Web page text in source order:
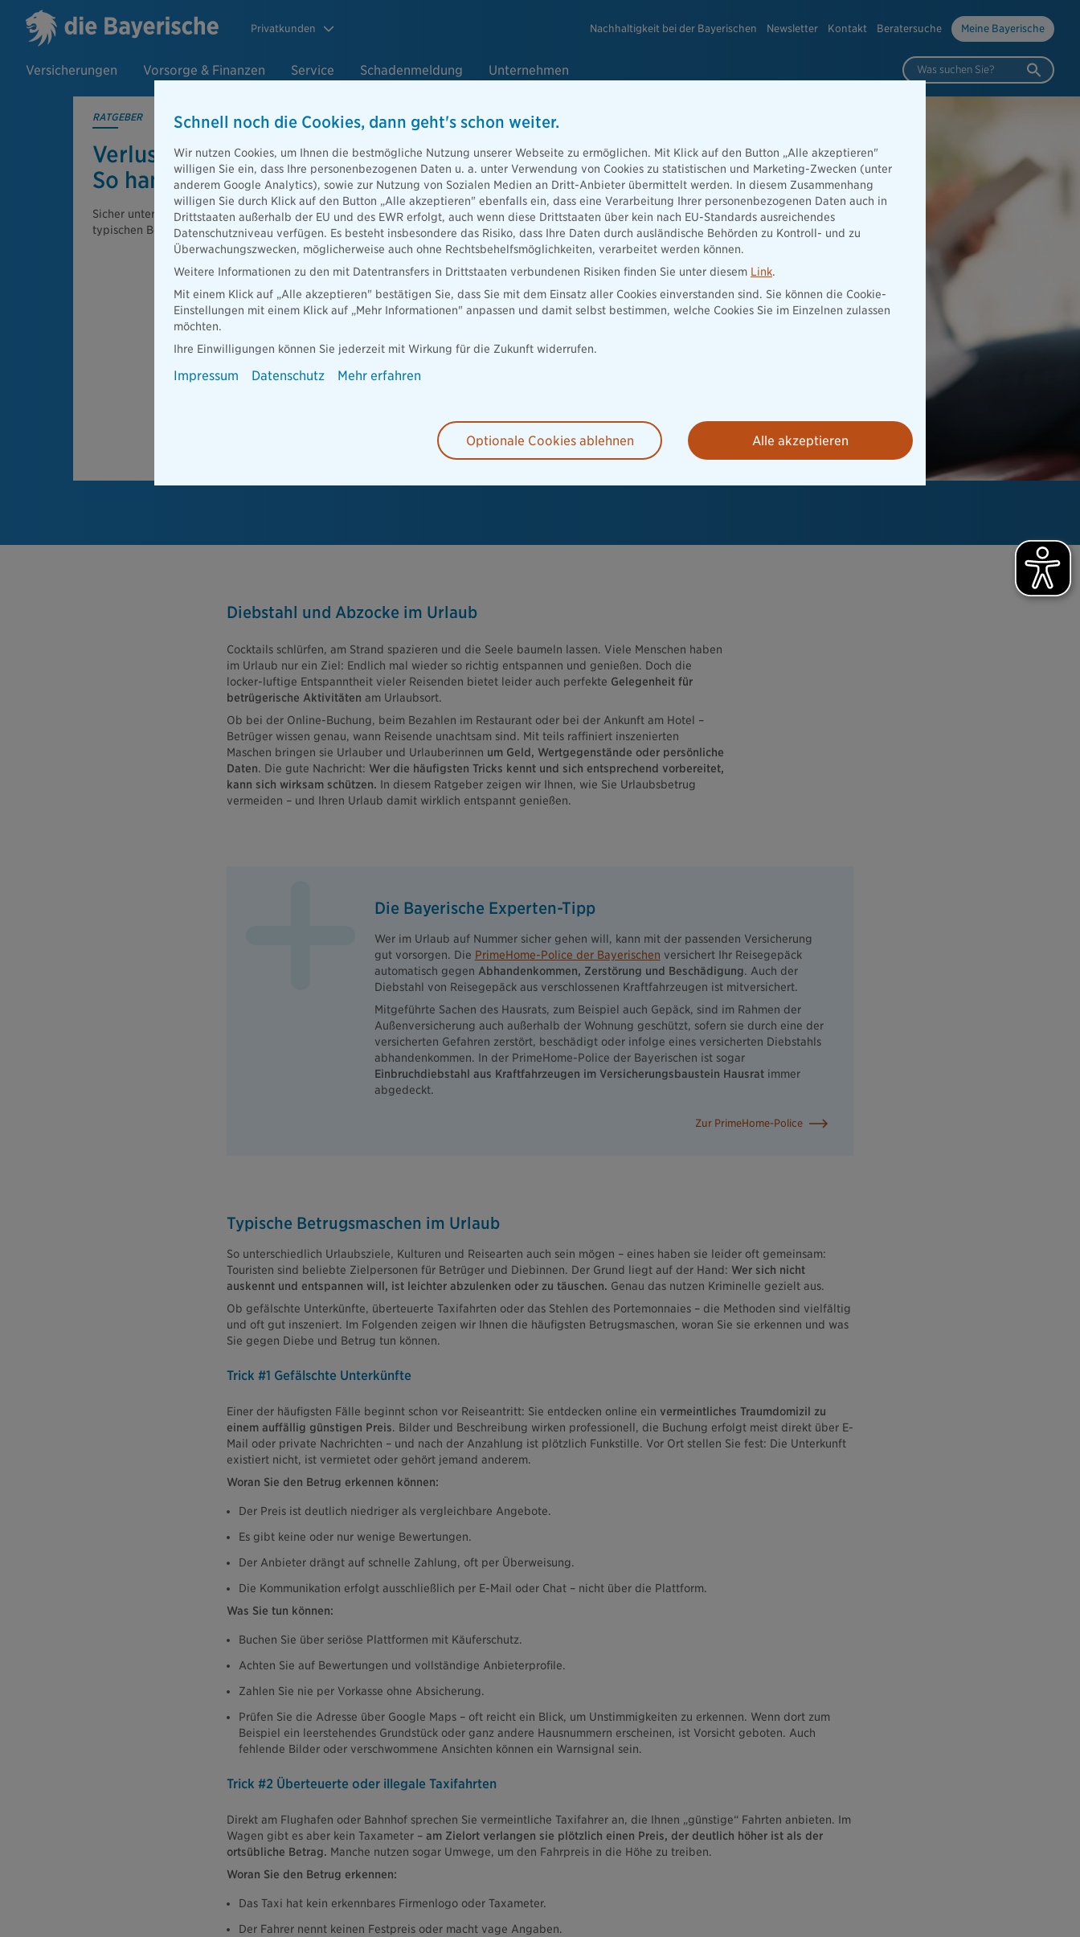
Privatkunden Nachhaltigkeit bei der Bayerischen Newsletter Kontakt Beratersuche Meine Bayerische
Versicherungen Vorsorge & Finanzen Service Schadenmeldung Unternehmen Was suchen Sie?
RATGEBER
Verlust & Diebstahl im Urlaub:
So handeln Sie richtig
Sicher unterwegs im Urlaub: Wir geben Tipps, wie Sie sich vor
typischen Betrugsmaschen und Diebstahl schützen können.
Diebstahl und Abzocke im Urlaub
Cocktails schlürfen, am Strand spazieren und die Seele baumeln lassen. Viele Menschen haben
im Urlaub nur ein Ziel: Endlich mal wieder so richtig entspannen und genießen. Doch die
locker-luftige Entspanntheit vieler Reisenden bietet leider auch perfekte Gelegenheit für
betrügerische Aktivitäten am Urlaubsort.
Ob bei der Online-Buchung, beim Bezahlen im Restaurant oder bei der Ankunft am Hotel –
Betrüger wissen genau, wann Reisende unachtsam sind. Mit teils raffiniert inszenierten
Maschen bringen sie Urlauber und Urlauberinnen um Geld, Wertgegenstände oder persönliche
Daten. Die gute Nachricht: Wer die häufigsten Tricks kennt und sich entsprechend vorbereitet,
kann sich wirksam schützen. In diesem Ratgeber zeigen wir Ihnen, wie Sie Urlaubsbetrug
vermeiden – und Ihren Urlaub damit wirklich entspannt genießen.
Die Bayerische Experten-Tipp
Wer im Urlaub auf Nummer sicher gehen will, kann mit der passenden Versicherung
gut vorsorgen. Die PrimeHome-Police der Bayerischen versichert Ihr Reisegepäck
automatisch gegen Abhandenkommen, Zerstörung und Beschädigung. Auch der
Diebstahl von Reisegepäck aus verschlossenen Kraftfahrzeugen ist mitversichert.
Mitgeführte Sachen des Hausrats, zum Beispiel auch Gepäck, sind im Rahmen der
Außenversicherung auch außerhalb der Wohnung geschützt, sofern sie durch eine der
versicherten Gefahren zerstört, beschädigt oder infolge eines versicherten Diebstahls
abhandenkommen. In der PrimeHome-Police der Bayerischen ist sogar
Einbruchdiebstahl aus Kraftfahrzeugen im Versicherungsbaustein Hausrat immer
abgedeckt.
Zur PrimeHome-Police
Typische Betrugsmaschen im Urlaub
So unterschiedlich Urlaubsziele, Kulturen und Reisearten auch sein mögen – eines haben sie leider oft gemeinsam:
Touristen sind beliebte Zielpersonen für Betrüger und Diebinnen. Der Grund liegt auf der Hand: Wer sich nicht
auskennt und entspannen will, ist leichter abzulenken oder zu täuschen. Genau das nutzen Kriminelle gezielt aus.
Ob gefälschte Unterkünfte, überteuerte Taxifahrten oder das Stehlen des Portemonnaies – die Methoden sind vielfältig
und oft gut inszeniert. Im Folgenden zeigen wir Ihnen die häufigsten Betrugsmaschen, woran Sie sie erkennen und was
Sie gegen Diebe und Betrug tun können.
Trick #1 Gefälschte Unterkünfte
Einer der häufigsten Fälle beginnt schon vor Reiseantritt: Sie entdecken online ein vermeintliches Traumdomizil zu
einem auffällig günstigen Preis. Bilder und Beschreibung wirken professionell, die Buchung erfolgt meist direkt über E-
Mail oder private Nachrichten – und nach der Anzahlung ist plötzlich Funkstille. Vor Ort stellen Sie fest: Die Unterkunft
existiert nicht, ist vermietet oder gehört jemand anderem.
Woran Sie den Betrug erkennen können:
Der Preis ist deutlich niedriger als vergleichbare Angebote.
Es gibt keine oder nur wenige Bewertungen.
Der Anbieter drängt auf schnelle Zahlung, oft per Überweisung.
Die Kommunikation erfolgt ausschließlich per E-Mail oder Chat – nicht über die Plattform.
Was Sie tun können:
Buchen Sie über seriöse Plattformen mit Käuferschutz.
Achten Sie auf Bewertungen und vollständige Anbieterprofile.
Zahlen Sie nie per Vorkasse ohne Absicherung.
Prüfen Sie die Adresse über Google Maps – oft reicht ein Blick, um Unstimmigkeiten zu erkennen. Wenn dort zum
Beispiel ein leerstehendes Grundstück oder ganz andere Hausnummern erscheinen, ist Vorsicht geboten. Auch
fehlende Bilder oder verschwommene Ansichten können ein Warnsignal sein.
Trick #2 Überteuerte oder illegale Taxifahrten
Direkt am Flughafen oder Bahnhof sprechen Sie vermeintliche Taxifahrer an, die Ihnen „günstige“ Fahrten anbieten. Im
Wagen gibt es aber kein Taxameter – am Zielort verlangen sie plötzlich einen Preis, der deutlich höher ist als der
ortsübliche Betrag. Manche nutzen sogar Umwege, um den Fahrpreis in die Höhe zu treiben.
Woran Sie den Betrug erkennen:
Das Taxi hat kein erkennbares Firmenlogo oder Taxameter.
Der Fahrer nennt keinen Festpreis oder macht vage Angaben.
Schnell noch die Cookies, dann geht's schon weiter.
Wir nutzen Cookies, um Ihnen die bestmögliche Nutzung unserer Webseite zu ermöglichen. Mit Klick auf den Button „Alle akzeptieren"
willigen Sie ein, dass Ihre personenbezogenen Daten u. a. unter Verwendung von Cookies zu statistischen und Marketing-Zwecken (unter
anderem Google Analytics), sowie zur Nutzung von Sozialen Medien an Dritt-Anbieter übermittelt werden. In diesem Zusammenhang
willigen Sie durch Klick auf den Button „Alle akzeptieren" ebenfalls ein, dass eine Verarbeitung Ihrer personenbezogenen Daten auch in
Drittstaaten außerhalb der EU und des EWR erfolgt, auch wenn diese Drittstaaten über kein nach EU-Standards ausreichendes
Datenschutzniveau verfügen. Es besteht insbesondere das Risiko, dass Ihre Daten durch ausländische Behörden zu Kontroll- und zu
Überwachungszwecken, möglicherweise auch ohne Rechtsbehelfsmöglichkeiten, verarbeitet werden können.
Weitere Informationen zu den mit Datentransfers in Drittstaaten verbundenen Risiken finden Sie unter diesem Link.
Mit einem Klick auf „Alle akzeptieren" bestätigen Sie, dass Sie mit dem Einsatz aller Cookies einverstanden sind. Sie können die Cookie-
Einstellungen mit einem Klick auf „Mehr Informationen" anpassen und damit selbst bestimmen, welche Cookies Sie im Einzelnen zulassen
möchten.
Ihre Einwilligungen können Sie jederzeit mit Wirkung für die Zukunft widerrufen.
Impressum Datenschutz Mehr erfahren
Optionale Cookies ablehnen Alle akzeptieren